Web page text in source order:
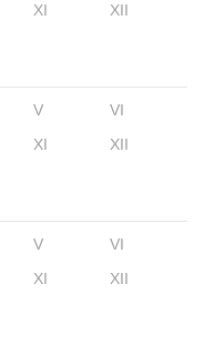
XI XII
V
VI
XI XII
V
VI
XI XII